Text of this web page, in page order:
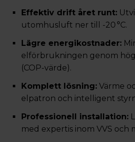
Effektiv drift året runt:
utomhusluft ner till -20 °C.
Lägre energikostnader:
elförbrukningen genom
(COP-värde).
Komplett lösning: Värme
elpatron och intelligent
Professionell installation:
med expertis inom VVS och